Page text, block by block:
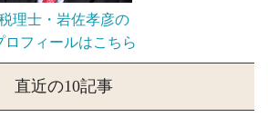
理士・岩佐孝彦の
ロフィールはこちら
直近の10記事